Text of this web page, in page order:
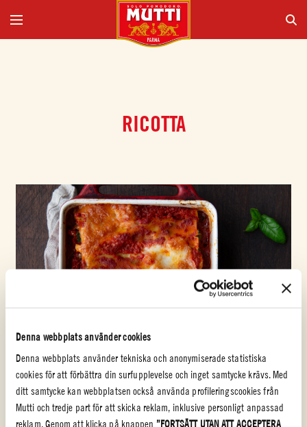
Denna webbplats använder cookies
Denna webbplats använder tekniska och anonymiserade statistiska
cookies för att förbättra din surfupplevelse och inget samtycke krävs. Med
ditt samtycke kan webbplatsen också använda profileringscookies från
Mutti och tredje part för att skicka reklam, inklusive personligt anpassad
reklam. Genom att klicka på knappen ”FORTSÄTT UTAN ATT ACCEPTERA
RICOTTA